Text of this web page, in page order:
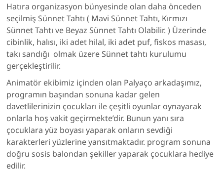
Hatıra organizasyon bünyesinde olan daha önceden
seçilmiş Sünnet Tahtı ( Mavi Sünnet Tahtı, Kırmızı
Sünnet Tahtı ve Beyaz Sünnet Tahtı Olabilir. ) Üzerinde
cibinlik, halısı, iki adet hilal, iki adet puf, fiskos masası,
takı sandığı olmak üzere Sünnet tahtı kurulumu
gerçekleştirilir.
Animatör ekibimiz içinden olan Palyaço arkadaşımız,
programın başından sonuna kadar gelen
davetlilerinizin çocukları ile çeşitli oyunlar oynayarak
onlarla hoş vakit geçirmekte’dir. Bunun yanı sıra
çocuklara yüz boyası yaparak onların sevdiği
karakterleri yüzlerine yansıtmaktadır. program sonuna
doğru sosis balondan şekiller yaparak çocuklara hediye
edilir.